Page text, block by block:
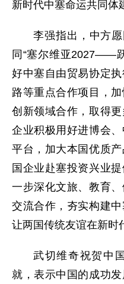
新时代中塞命运共同体
李强指出，中方
同“塞尔维亚2027——
好中塞自由贸易协定
路等重点合作项目，
创新领域合作，取得
企业积极用好进博会
平台，加大本国优质
国企业赴塞投资兴业
一步深化文旅、教育
交流合作，夯实构建
让两国传统友谊在新时
武切维奇祝贺中
就，表示中国的成功